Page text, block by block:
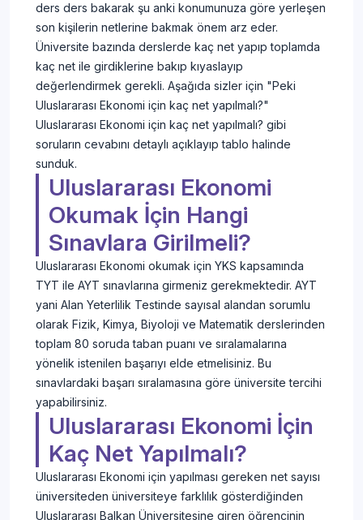
ders ders bakarak şu anki konumunuza göre yerleşen
son kişilerin netlerine bakmak önem arz eder.
Üniversite bazında derslerde kaç net yapıp toplamda
kaç net ile girdiklerine bakıp kıyaslayıp
değerlendirmek gerekli. Aşağıda sizler için "Peki
Uluslararası Ekonomi için kaç net yapılmalı?"
Uluslararası Ekonomi için kaç net yapılmalı? gibi
soruların cevabını detaylı açıklayıp tablo halinde
sunduk.
Uluslararası Ekonomi
Okumak İçin Hangi
Sınavlara Girilmeli?
Uluslararası Ekonomi okumak için YKS kapsamında
TYT ile AYT sınavlarına girmeniz gerekmektedir. AYT
yani Alan Yeterlilik Testinde sayısal alandan sorumlu
olarak Fizik, Kimya, Biyoloji ve Matematik derslerinden
toplam 80 soruda taban puanı ve sıralamalarına
yönelik istenilen başarıyı elde etmelisiniz. Bu
sınavlardaki başarı sıralamasına göre üniversite tercihi
yapabilirsiniz.
Uluslararası Ekonomi İçin
Kaç Net Yapılmalı?
Uluslararası Ekonomi için yapılması gereken net sayısı
üniversiteden üniversiteye farklılık gösterdiğinden
Uluslararası Balkan Üniversitesine giren öğrencinin